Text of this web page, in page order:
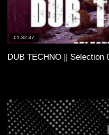
01:32:37
DUB TECHNO || Selection